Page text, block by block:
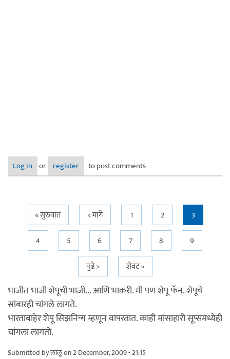
Log in or register to post comments
Pages« सुरुवात < मागे 1 2
3
4
5 6 7 8
9
पुढे >
शेवट »
भाजीत भाजी शेपूची भाजी... आणि भाकरी. मी पण शेपू फॅन. शेपूचे
सांबारही चांगले लागते.
भारताबाहेर शेपू सिझनिन्ग म्हणून वापरतात. काही मांसाहारी सूप्समध्येही
चांगला लागतो.
Submitted byलालूon 2 December, 2009 - 21:15